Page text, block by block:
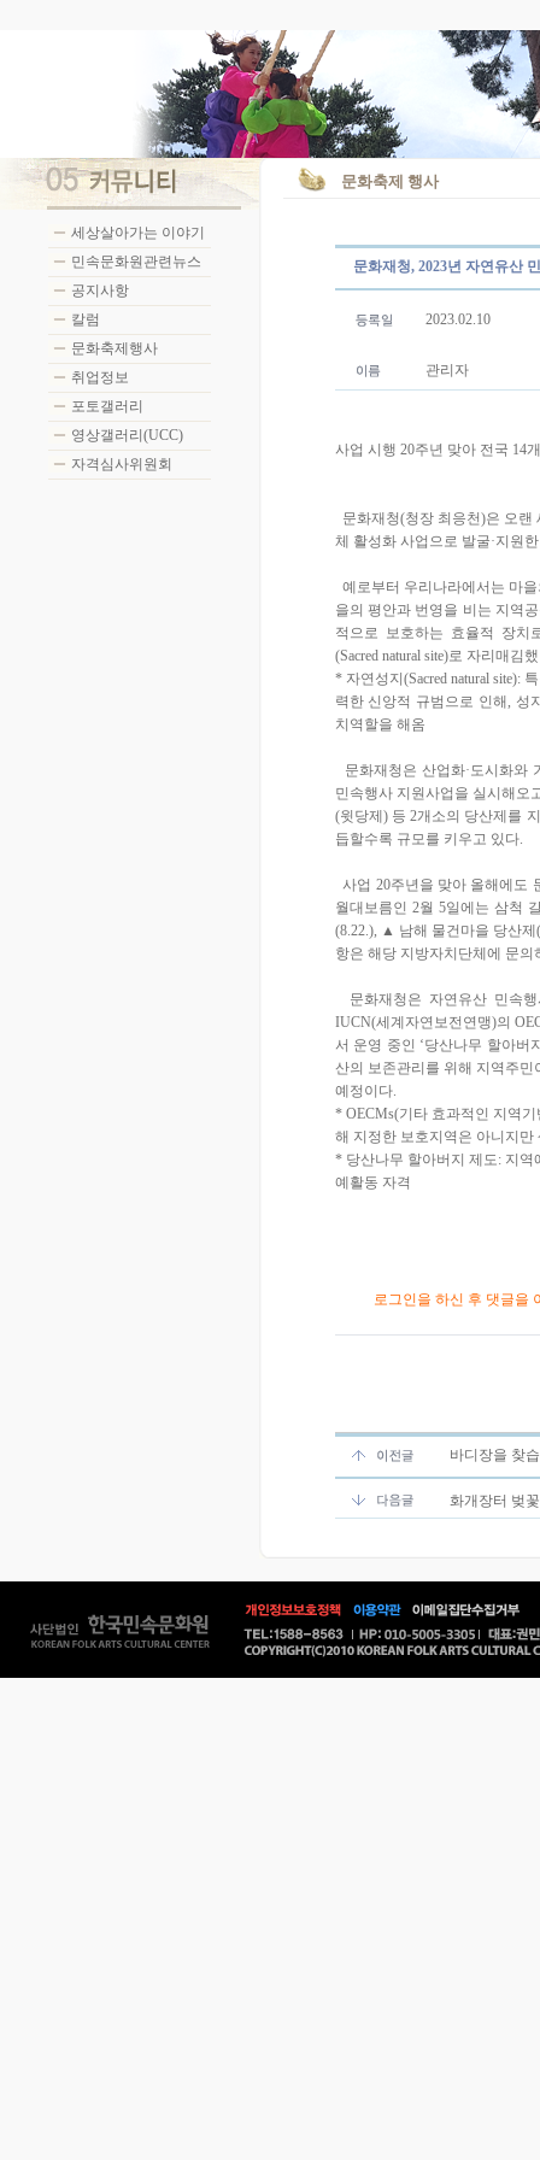
세상살아가는 이야기
민속문화원관련뉴스
공지사항
칼럼
문화축제행사
취업정보
포토갤러리
영상갤러리(UCC)
자격심사위원회
문화축제 행사
문화재청, 2023년 자연유산
2023.02.10
관리자
사업 시행 20주년 맞아 전국 14
문화재청(청장 최응천)은 오랜
체 활성화 사업으로 발굴·지원
예로부터 우리나라에서는 마
을의 평안과 번영을 비는 지역
적으로 보호하는 효율적 장치
(Sacred natural site)로 자리매김
* 자연성지(Sacred natural site):
력한 신앙적 규범으로 인해, 성
치역할을 해옴
문화재청은 산업화·도시화와
민속행사 지원사업을 실시해오
(윗당제) 등 2개소의 당산제를
듭할수록 규모를 키우고 있다.
사업 20주년을 맞아 올해에도
월대보름인 2월 5일에는 삼척
(8.22.), ▲ 남해 물건마을 당산제
항은 해당 지방자치단체에 문의
문화재청은 자연유산 민속
IUCN(세계자연보전연맹)의
서 운영 중인 ‘당산나무 할아버
산의 보존관리를 위해 지역주
예정이다.
* OECMs(기타 효과적인 지역기
해 지정한 보호지역은 아니지
* 당산나무 할아버지 제도: 지역
예활동 자격
로그인을 하신 후 댓글을
바디장을 찾
화개장터 벚